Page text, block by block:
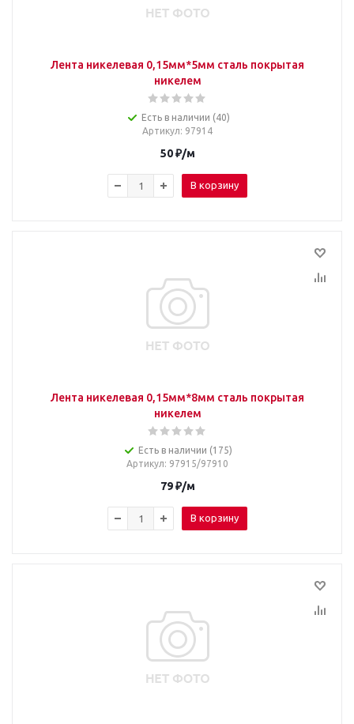
Лента никелевая 0,15мм*5мм сталь покрытая
никелем
Есть в наличии (40)
Артикул: 97914
50₽/м
В корзину
Лента никелевая 0,15мм*8мм сталь покрытая
никелем
Есть в наличии (175)
Артикул: 97915/97910
79₽/м
В корзину